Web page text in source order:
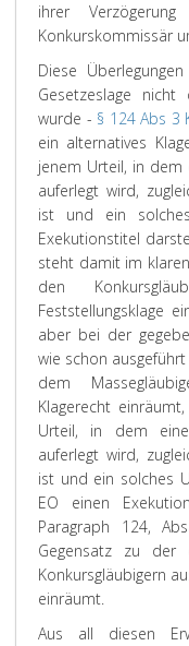
ihrer
Konkurskommissär
Diese
Gesetzeslage
wurde - § 124 Abs 3
ein alternatives
jenem Urteil, in dem
auferlegt wird,
ist und ein
Exekutionstitel
steht damit im
den
Feststellungsklage
aber bei der
wie schon
dem
Klagerecht
Urteil, in dem
auferlegt wird,
ist und ein solches
EO einen
Paragraph 124,
Gegensatz zu der
Konkursgläubigern
einräumt.
Aus all diesen